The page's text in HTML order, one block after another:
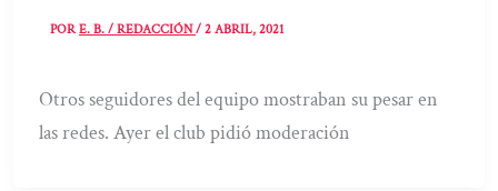
PORE. B. / REDACCIÓN/2 ABRIL, 2021
Otros seguidores del equipo mostraban su pesar en
las redes. Ayer el club pidió moderación